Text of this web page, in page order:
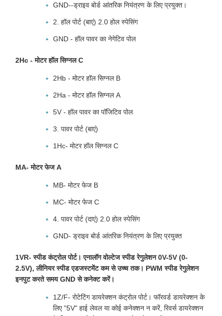
GND--ड्राइव बोर्ड आंतरिक नियंत्रण के लिए प्रयुक्त।
2. हॉल पोर्ट (बाएं) 2.0 होल स्पेसिंग
GND - हॉल पावर का नेगेटिव पोल
2Hc - मोटर हॉल सिग्नल C
2Hb - मोटर हॉल सिग्नल B
2Ha - मोटर हॉल सिग्नल A
5V - हॉल पावर का पॉजिटिव पोल
3. पावर पोर्ट (बाएं)
1Hc- मोटर हॉल सिग्नल C
MA- मोटर फेज A
MB- मोटर फेज B
MC- मोटर फेज C
4. पावर पोर्ट (दाएं) 2.0 होल स्पेसिंग
GND- ड्राइव बोर्ड आंतरिक नियंत्रण के लिए प्रयुक्त
1VR- स्पीड कंट्रोल पोर्ट। एनालॉग वोल्टेज स्पीड रेगुलेशन 0V-5V (0-
2.5V), लीनियर स्पीड एडजस्टमेंट कम से उच्च तक। PWM स्पीड रेगुलेशन
इनपुट करते समय GND से कनेक्ट करें।
1Z/F- रोटेटिंग डायरेक्शन कंट्रोल पोर्ट। फॉरवर्ड डायरेक्शन के
लिए "5V" हाई लेवल या कोई कनेक्शन न करें, रिवर्स डायरेक्शन